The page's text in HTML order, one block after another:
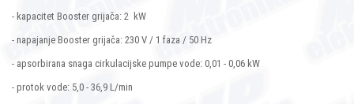
- kapacitet Booster grijača: 2 kW
- napajanje Booster grijača: 230 V / 1 faza / 50 Hz
- apsorbirana snaga cirkulacijske pumpe vode: 0,01 - 0,06 kW
- protok vode: 5,0 - 36,9 L/min